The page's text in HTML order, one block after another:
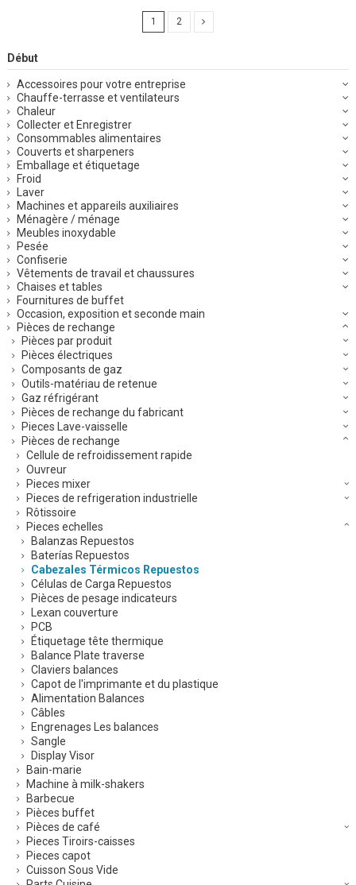
1 2
Début
Accessoires pour votre entreprise
Chauffe-terrasse et ventilateurs
Chaleur
Collecter et Enregistrer
Consommables alimentaires
Couverts et sharpeners
Emballage et étiquetage
Froid
Laver
Machines et appareils auxiliaires
Ménagère / ménage
Meubles inoxydable
Pesée
Confiserie
Vêtements de travail et chaussures
Chaises et tables
Fournitures de buffet
Occasion, exposition et seconde main
Pièces de rechange
Pièces par produit
Pièces électriques
Composants de gaz
Outils-matériau de retenue
Gaz réfrigérant
Pièces de rechange du fabricant
Pieces Lave-vaisselle
Pièces de rechange
Cellule de refroidissement rapide
Ouvreur
Pieces mixer
Pieces de refrigeration industrielle
Rôtissoire
Pieces echelles
Balanzas Repuestos
Baterías Repuestos
Cabezales Térmicos Repuestos
Células de Carga Repuestos
Pièces de pesage indicateurs
Lexan couverture
PCB
Étiquetage tête thermique
Balance Plate traverse
Claviers balances
Capot de l'imprimante et du plastique
Alimentation Balances
Câbles
Engrenages Les balances
Sangle
Display Visor
Bain-marie
Machine à milk-shakers
Barbecue
Pièces buffet
Pièces de café
Pieces Tiroirs-caisses
Pieces capot
Cuisson Sous Vide